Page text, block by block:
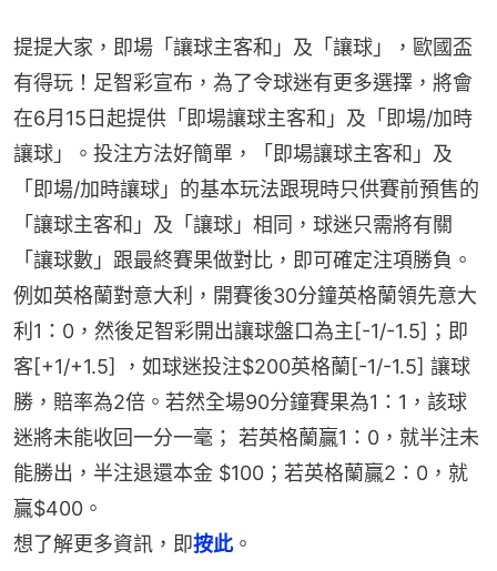
提提大家，即場「讓球主客和」及「讓球」，歐國盃
有得玩！足智彩宣布，為了令球迷有更多選擇，將會
在6月15日起提供「即場讓球主客和」及「即場/加時
讓球」。投注方法好簡單，「即場讓球主客和」及
「即場/加時讓球」的基本玩法跟現時只供賽前預售的
「讓球主客和」及「讓球」相同，球迷只需將有關
「讓球數」跟最終賽果做對比，即可確定注項勝負。
例如英格蘭對意大利，開賽後30分鐘英格蘭領先意大
利1：0，然後足智彩開出讓球盤口為主[-1/-1.5]；即
客[+1/+1.5] ，如球迷投注$200英格蘭[-1/-1.5] 讓球
勝，賠率為2倍。若然全場90分鐘賽果為1：1，該球
迷將未能收回一分一毫； 若英格蘭贏1：0，就半注未
能勝出，半注退還本金 $100；若英格蘭贏2：0，就
贏$400。
想了解更多資訊，即按此。